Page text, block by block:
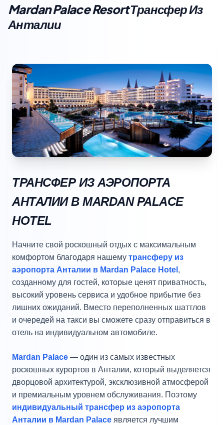
Mardan Palace Resort Трансфер Из
Анталии
ТРАНСФЕР ИЗ АЭРОПОРТА
АНТАЛИИ В MARDAN PALACE
HOTEL
Начните свой роскошный отдых с максимальным
комфортом благодаря нашему трансферу из
аэропорта Анталии в Mardan Palace Hotel ,
созданному для гостей, которые ценят приватность,
высокий уровень сервиса и удобное прибытие без
лишних ожиданий. Вместо переполненных шаттлов
и очередей на такси вы сможете сразу отправиться в
отель на индивидуальном автомобиле.
Mardan Palace — один из самых известных
роскошных курортов в Анталии, который выделяется
дворцовой архитектурой, эксклюзивной атмосферой
и премиальным уровнем обслуживания. Поэтому
индивидуальный трансфер из аэропорта
Анталии в Mardan Palace является лучшим